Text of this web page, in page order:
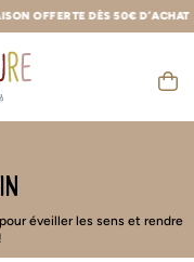
OFFERTE DÈS 50€ D’ACHAT
éveiller les sens et rendre